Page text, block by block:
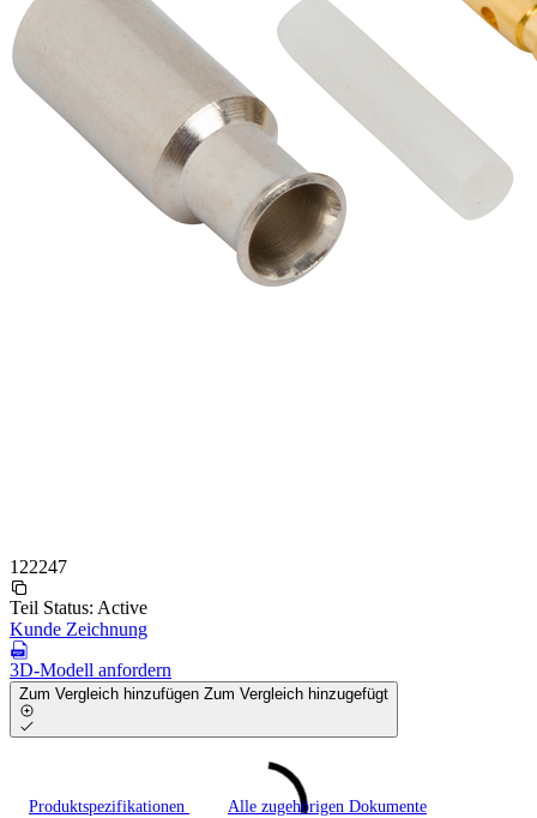
122247
Teil Status: Active
Kunde Zeichnung
3D-Modell anfordern
Zum Vergleich hinzufügen Zum Vergleich hinzugefügt
Produktspezifikationen
Alle zugehörigen Dokumente